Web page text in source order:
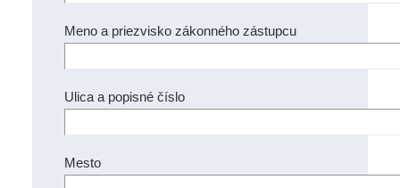
Meno a priezvisko zákonného zástupcu
Ulica a popisné číslo
Mesto